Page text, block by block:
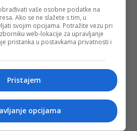
rad (tehnički, informaciono i
posla, posebno u kontekstu novih
potrošnje u budžetima uz
ZAŠTITI U FBIH:
rada i socijalne politika poslali smo
da sistem socijalne zaštite u BiH
te šta je po tom pitanju do sada
vaše osobne podatke na
Ako se ne slažete s tim, u
svojim opcijama. Potražite vezu pri
web-lokacije za upravljanje
pristanka u postavkama privatnosti i
Pristajem
opcijama